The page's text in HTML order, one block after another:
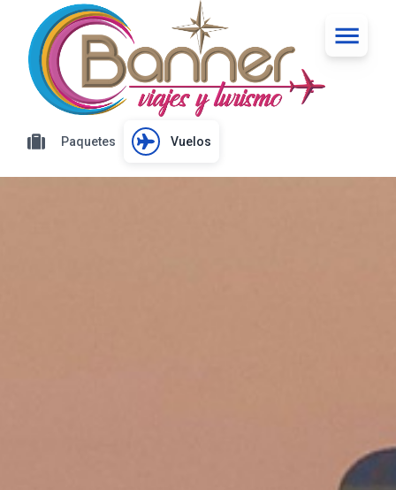
Paquetes Vuelos